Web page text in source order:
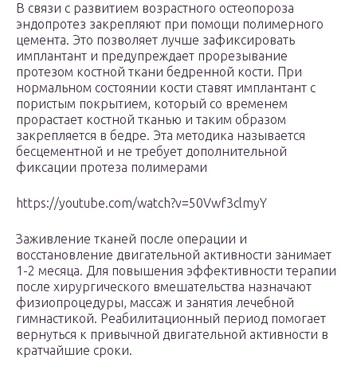
В связи с развитием возрастного остеопороза
эндопротез закрепляют при помощи полимерного
цемента. Это позволяет лучше зафиксировать
имплантант и предупреждает прорезывание
протезом костной ткани бедренной кости. При
нормальном состоянии кости ставят имплантант с
пористым покрытием, который со временем
прорастает костной тканью и таким образом
закрепляется в бедре. Эта методика называется
бесцементной и не требует дополнительной
фиксации протеза полимерами
https://youtube.com/watch?v=50Vwf3clmyY
Заживление тканей после операции и
восстановление двигательной активности занимает
1-2 месяца. Для повышения эффективности терапии
после хирургического вмешательства назначают
физиопроцедуры, массаж и занятия лечебной
гимнастикой. Реабилитационный период помогает
вернуться к привычной двигательной активности в
кратчайшие сроки.